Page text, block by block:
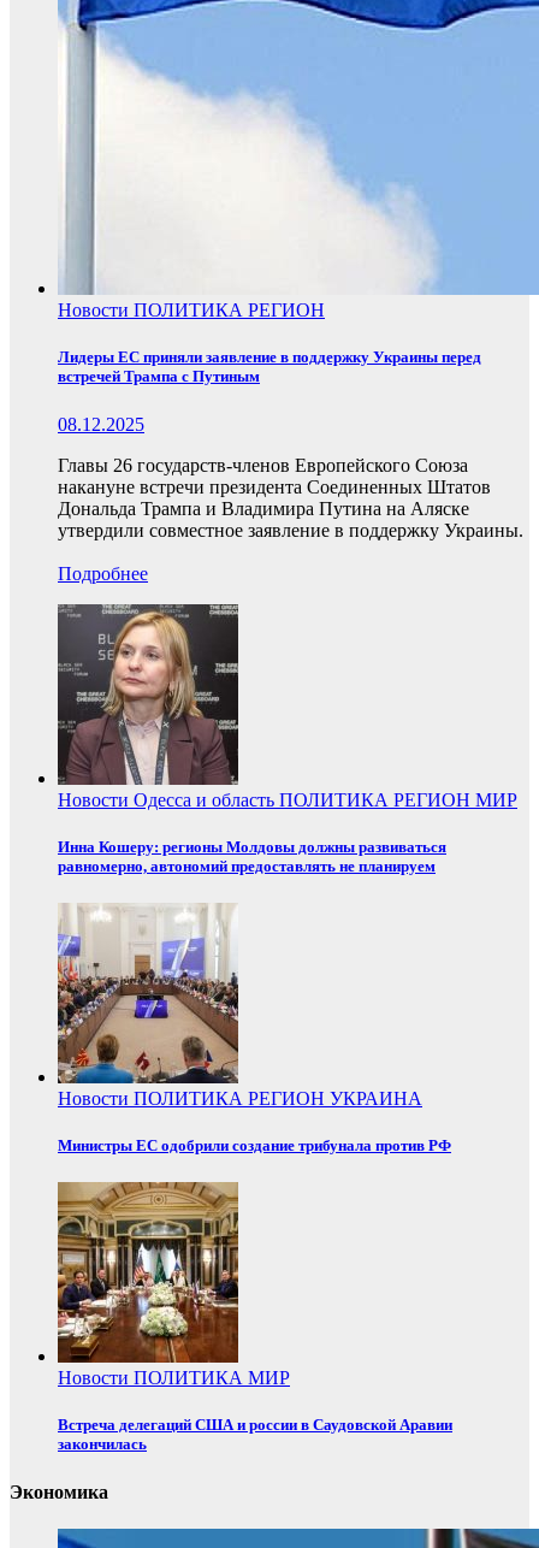
Новости ПОЛИТИКА РЕГИОН
Лидеры ЕС приняли заявление в поддержку Украины перед
встречей Трампа с Путиным
08.12.2025
Главы 26 государств-членов Европейского Союза
накануне встречи президента Соединенных Штатов
Дональда Трампа и Владимира Путина на Аляске
утвердили совместное заявление в поддержку Украины.
Подробнее
Новости Одесса и область ПОЛИТИКА РЕГИОН МИР
Инна Кошеру: регионы Молдовы должны развиваться
равномерно, автономий предоставлять не планируем
Новости ПОЛИТИКА РЕГИОН УКРАИНА
Министры ЕС одобрили создание трибунала против РФ
Новости ПОЛИТИКА МИР
Встреча делегаций США и россии в Саудовской Аравии
закончилась
Экономика